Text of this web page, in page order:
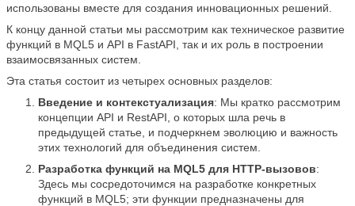
использованы вместе для создания инновационных решений.
К концу данной статьи мы рассмотрим как техническое развитие
функций в MQL5 и API в FastAPI, так и их роль в построении
взаимосвязанных систем.
Эта статья состоит из четырех основных разделов:
Введение и контекстуализация: Мы кратко рассмотрим
концепции API и RestAPI, о которых шла речь в
предыдущей статье, и подчеркнем эволюцию и важность
этих технологий для объединения систем.
Разработка функций на MQL5 для HTTP-вызовов:
Здесь мы сосредоточимся на разработке конкретных
функций в MQL5; эти функции предназначены для